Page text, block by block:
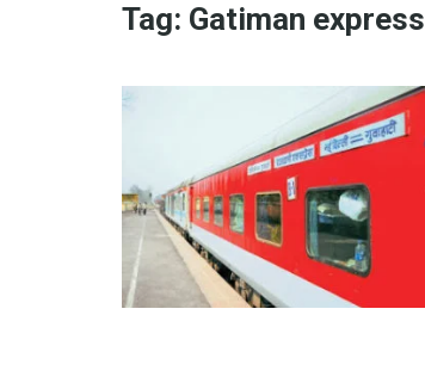
Tag: Gatiman express